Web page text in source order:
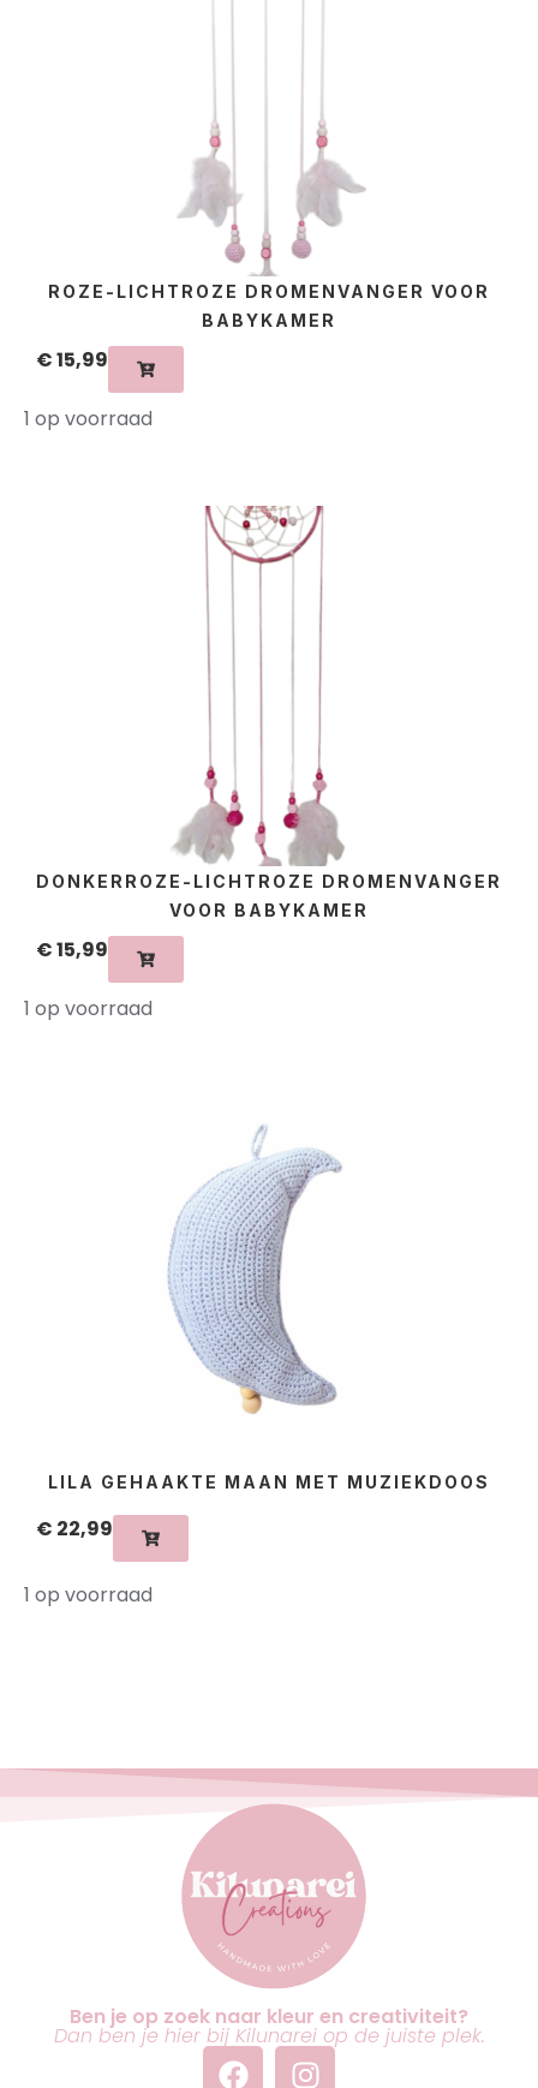
ROZE-LICHTROZE DROMENVANGER VOOR
BABYKAMER
€15,99
1 op voorraad
DONKERROZE-LICHTROZE DROMENVANGER
VOOR BABYKAMER
€15,99
1 op voorraad
LILA GEHAAKTE MAAN MET MUZIEKDOOS
€ 22,99
1 op voorraad
Ben je op zoek naar kleur en creativiteit?
Dan ben je hier bij Kilunarei op de juiste plek.